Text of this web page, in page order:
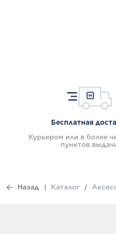
Бесплатная
Курьером или в более
пунктов
Назад Каталог